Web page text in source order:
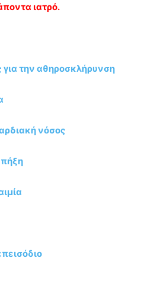
ιατρό.
την αθηροσκλήρυνση
νόσος